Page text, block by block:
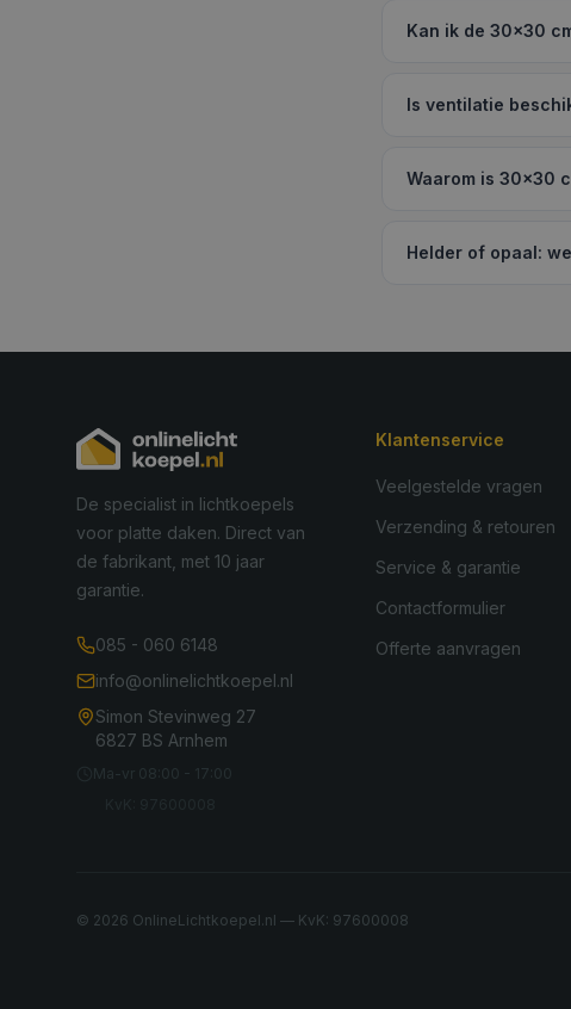
Kan ik de 30×30
Is ventilatie
Waarom is 30×30
Helder of opaal:
De specialist in lichtkoepels
voor platte daken. Direct van
de fabrikant, met 10 jaar
garantie.
085 - 060 6148
info@onlinelichtkoepel.nl
Simon Stevinweg 27
6827 BS Arnhem
Ma-vr 08:00 - 17:00
Klantenservice
Veelgestelde vragen
Verzending & retouren
Service & garantie
Contactformulier
Offerte aanvragen
© 2026 OnlineLichtkoepel.nl — KvK: 97600008